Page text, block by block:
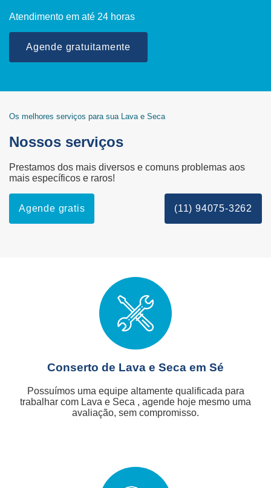
Atendimento em até 24 horas
Agende gratuitamente
Os melhores serviços para sua Lava e Seca
Nossos serviços
Prestamos dos mais diversos e comuns problemas aos
mais específicos e raros!
Agende gratis (11) 94075-3262
Conserto de Lava e Seca em Sé
Possuímos uma equipe altamente qualificada para
trabalhar com Lava e Seca , agende hoje mesmo uma
avaliação, sem compromisso.